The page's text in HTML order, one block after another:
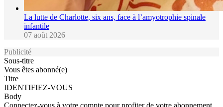
La lutte de Charlotte, six ans, face à l’amyotrophie spinale
infantile
07 août 2026
Publicité
Sous-titre
Vous êtes abonné(e)
Titre
IDENTIFIEZ-VOUS
Body
Connectez-vous à votre compte pour profiter de votre abonnement